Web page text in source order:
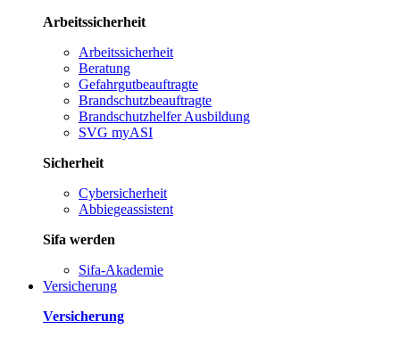
Arbeitssicherheit
Arbeitssicherheit
Beratung
Gefahrgutbeauftragte
Brandschutzbeauftragte
Brandschutzhelfer Ausbildung
SVG myASI
Sicherheit
Cybersicherheit
Abbiegeassistent
Sifa werden
Sifa-Akademie
Versicherung
Versicherung